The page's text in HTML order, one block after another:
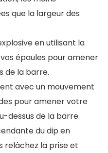
que la largeur des
en utilisant la
épaules pour amener
de la barre.
avec un mouvement
pour amener votre
dessus de la barre.
du dip en
relâchez la prise et